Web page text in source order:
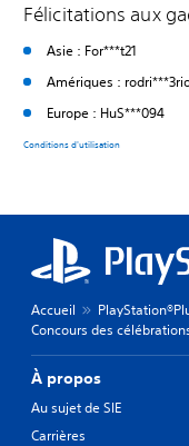
Félicitations aux
Asie : For***t21
Amériques :
Europe : HuS***094
Conditions d'utilisation
Accueil
Concours des
À propos
Au sujet de SIE
Carrières